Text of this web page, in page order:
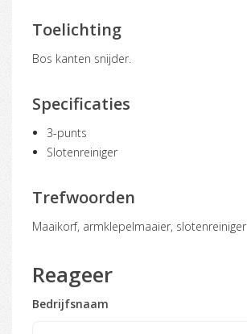
Toelichting
Bos kanten snijder.
Specificaties
3-punts
Slotenreiniger
Trefwoorden
maaikorf, armklepelmaaier, slotenreiniger
Reageer
Bedrijfsnaam